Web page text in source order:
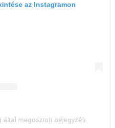
az Instagramon
által megosztott bejegyzés